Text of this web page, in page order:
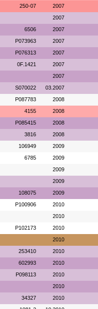
250-07 2007
2007
6506 2007
P073963 2007
P076313 2007
0F.1421 2007
2007
S070022 03.2007
P087783 2008
4155 2008
P085415 2008
3816 2008
106949 2009
6785 2009
2009
2009
108075 2009
P100906 2010
2010
P102173 2010
2010
253410 2010
602993 2010
P098113 2010
2010
34327 2010